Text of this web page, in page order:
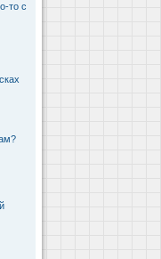
то с